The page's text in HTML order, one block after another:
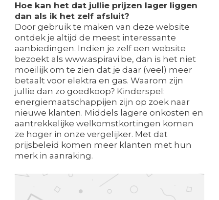
Hoe kan het dat jullie prijzen lager liggen
dan als ik het zelf afsluit?
Door gebruik te maken van deze website
ontdek je altijd de meest interessante
aanbiedingen. Indien je zelf een website
bezoekt als www.aspiravi.be, dan is het niet
moeilijk om te zien dat je daar (veel) meer
betaalt voor elektra en gas. Waarom zijn
jullie dan zo goedkoop? Kinderspel:
energiemaatschappijen zijn op zoek naar
nieuwe klanten. Middels lagere onkosten en
aantrekkelijke welkomstkortingen komen
ze hoger in onze vergelijker. Met dat
prijsbeleid komen meer klanten met hun
merk in aanraking.